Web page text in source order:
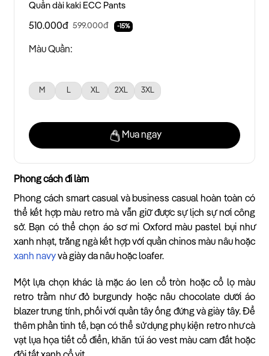
Quần dài kaki ECC Pants
510.000đ 599.000đ -15%
Màu Quần:
M L XL 2XL 3XL
Mua ngay
Phong cách đi làm
Phong cách smart casual và business casual hoàn toàn có
thể kết hợp màu retro mà vẫn giữ được sự lịch sự nơi công
sở. Bạn có thể chọn áo sơ mi Oxford màu pastel bụi như
xanh nhạt, trắng ngà kết hợp với quần chinos màu nâu hoặc
xanh navyvà giày da nâu hoặc loafer.
Một lựa chọn khác là mặc áo len cổ tròn hoặc cổ lọ màu
retro trầm như đỏ burgundy hoặc nâu chocolate dưới áo
blazer trung tính, phối với quần tây ống đứng và giày tây. Để
thêm phần tinh tế, bạn có thể sử dụng phụ kiện retro như cà
vạt lụa họa tiết cổ điển, khăn túi áo vest màu cam đất hoặc